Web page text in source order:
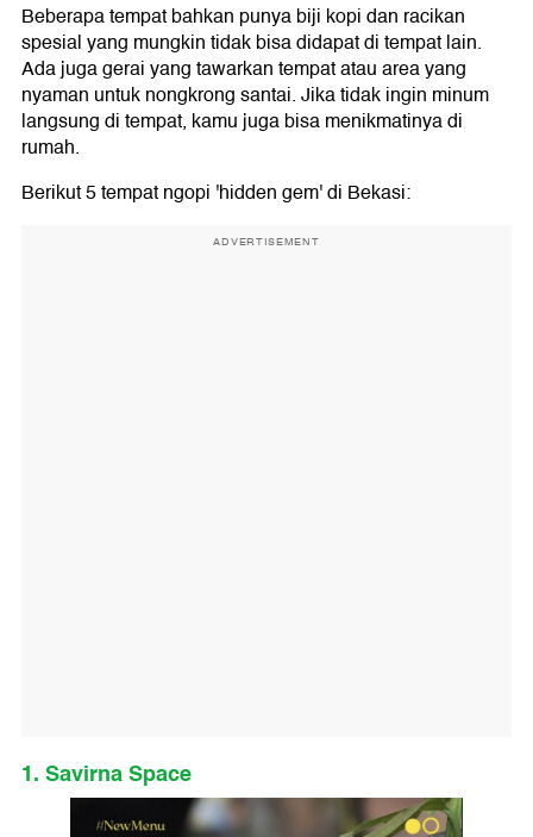
Beberapa tempat bahkan punya biji kopi dan racikan
spesial yang mungkin tidak bisa didapat di tempat lain.
Ada juga gerai yang tawarkan tempat atau area yang
nyaman untuk nongkrong santai. Jika tidak ingin minum
langsung di tempat, kamu juga bisa menikmatinya di
rumah.
Berikut 5 tempat ngopi 'hidden gem' di Bekasi:
ADVERTISEMENT
1. Savirna Space